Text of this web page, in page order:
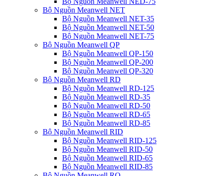
Bộ Nguồn Meanwell NET
Bộ Nguồn Meanwell NET-35
Bộ Nguồn Meanwell NET-50
Bộ Nguồn Meanwell NET-75
Bộ Nguồn Meanwell QP
Bộ Nguồn Meanwell QP-150
Bộ Nguồn Meanwell QP-200
Bộ Nguồn Meanwell QP-320
Bộ Nguồn Meanwell RD
Bộ Nguồn Meanwell RD-125
Bộ Nguồn Meanwell RD-35
Bộ Nguồn Meanwell RD-50
Bộ Nguồn Meanwell RD-65
Bộ Nguồn Meanwell RD-85
Bộ Nguồn Meanwell RID
Bộ Nguồn Meanwell RID-125
Bộ Nguồn Meanwell RID-50
Bộ Nguồn Meanwell RID-65
Bộ Nguồn Meanwell RID-85